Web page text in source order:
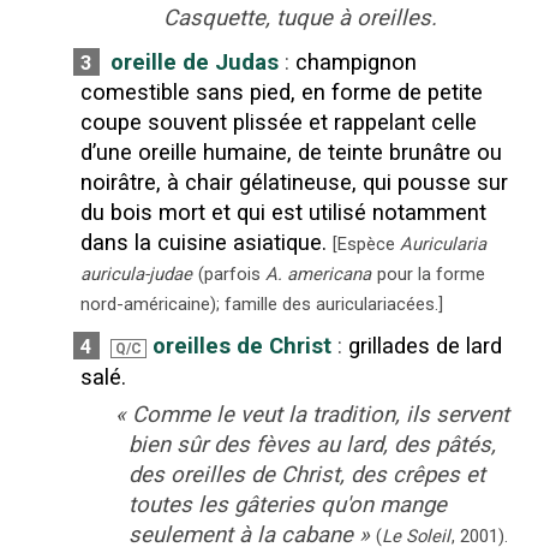
Casquette, tuque à oreilles.
3 oreille de Judas : champignon
comestible sans pied, en forme de petite
coupe souvent plissée et rappelant celle
d’une oreille humaine, de teinte brunâtre ou
noirâtre, à chair gélatineuse, qui pousse sur
du bois mort et qui est utilisé notamment
dans la cuisine asiatique. [Espèce Auricularia
auricula-judae (parfois A. americana pour la forme
nord-américaine); famille des auriculariacées. ]
4 Q/C oreilles de Christ : grillades de lard
salé.
« Comme le veut la tradition, ils servent
bien sûr des fèves au lard, des pâtés,
des oreilles de Christ, des crêpes et
toutes les gâteries qu'on mange
seulement à la cabane » (Le Soleil, 2001).